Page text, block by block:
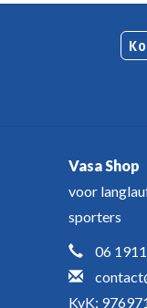
Vasa Shop
voor
sporters
06
KvK: